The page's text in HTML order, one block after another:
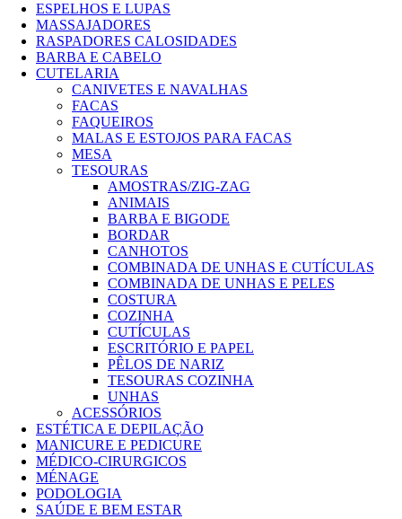
ESPELHOS E LUPAS
MASSAJADORES
RASPADORES CALOSIDADES
BARBA E CABELO
CUTELARIA
CANIVETES E NAVALHAS
FACAS
FAQUEIROS
MALAS E ESTOJOS PARA FACAS
MESA
TESOURAS
AMOSTRAS/ZIG-ZAG
ANIMAIS
BARBA E BIGODE
BORDAR
CANHOTOS
COMBINADA DE UNHAS E CUTÍCULAS
COMBINADA DE UNHAS E PELES
COSTURA
COZINHA
CUTÍCULAS
ESCRITÓRIO E PAPEL
PÊLOS DE NARIZ
TESOURAS COZINHA
UNHAS
ACESSÓRIOS
ESTÉTICA E DEPILAÇÃO
MANICURE E PEDICURE
MÉDICO-CIRURGICOS
MÉNAGE
PODOLOGIA
SAÚDE E BEM ESTAR